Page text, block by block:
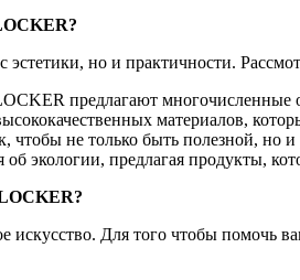
эстетики, но и практичности.
предлагают многочисленные
материалов,
чтобы не только быть полезной, но и
экологии, предлагая продукты,
Для того чтобы помочь